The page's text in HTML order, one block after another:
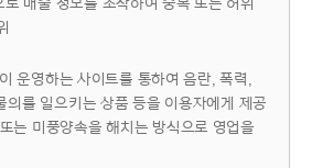
매출 정보를 조작하여 중복 또는 허위
운영하는 사이트를 통하여 음란, 폭력,
의를 일으키는 상품 등을 이용자에게 제공
는 미풍양속을 해치는 방식으로 영업을